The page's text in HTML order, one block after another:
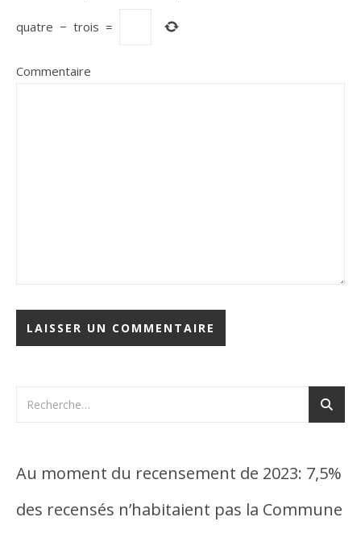
quatre − trois =
Commentaire
Au moment du recensement de 2023: 7,5%
des recensés n’habitaient pas la Commune